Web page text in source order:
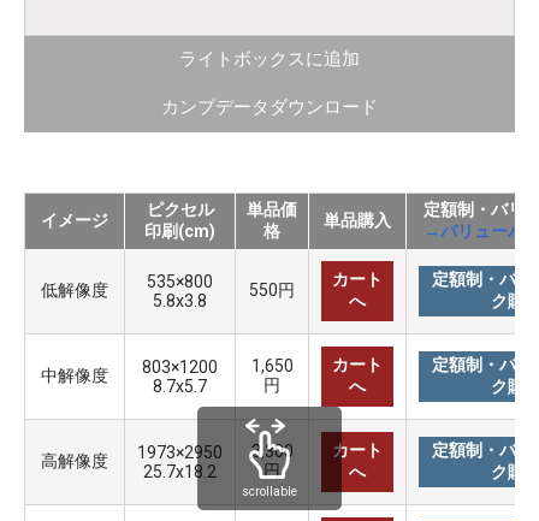
ライトボックスに追加
カンプデータダウンロード
イメージ
ピクセル
印刷(cm)
単品価
格
単品購入
定額制・バリ
→バリューパ
低解像度
535×800
5.8x3.8
550円
カート
へ
定額制・バリ
ク購
中解像度
803×1200
8.7x5.7
1,650
円
カート
へ
定額制・バリ
ク購
高解像度
1973×2950
25.7x18.2
3,300
円
カート
へ
定額制・バリ
ク購
scrollable